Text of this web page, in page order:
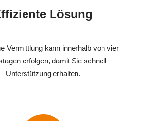
Lösung
Vermittlung kann innerhalb von vier
erfolgen, damit Sie schnell
Unterstützung erhalten.